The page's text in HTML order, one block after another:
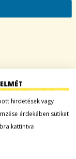
hirdetések vagy
érdekében sütiket
kattintva